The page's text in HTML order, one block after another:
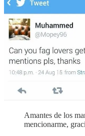
Amantes de los
mencionarme,